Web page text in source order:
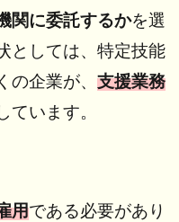
関に委託するかを選
としては、特定技能
企業が、 支援業務
ています。
用である必要があり